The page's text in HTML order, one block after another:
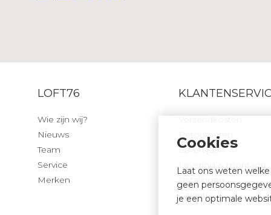
LOFT76
Wie zijn wij?
Nieuws
Team
Service
Merken
Verzendkosten
Retourneren
Levertijden
Levering & montage
Garantie
Cookies
Laat ons weten
geen
je een optimale